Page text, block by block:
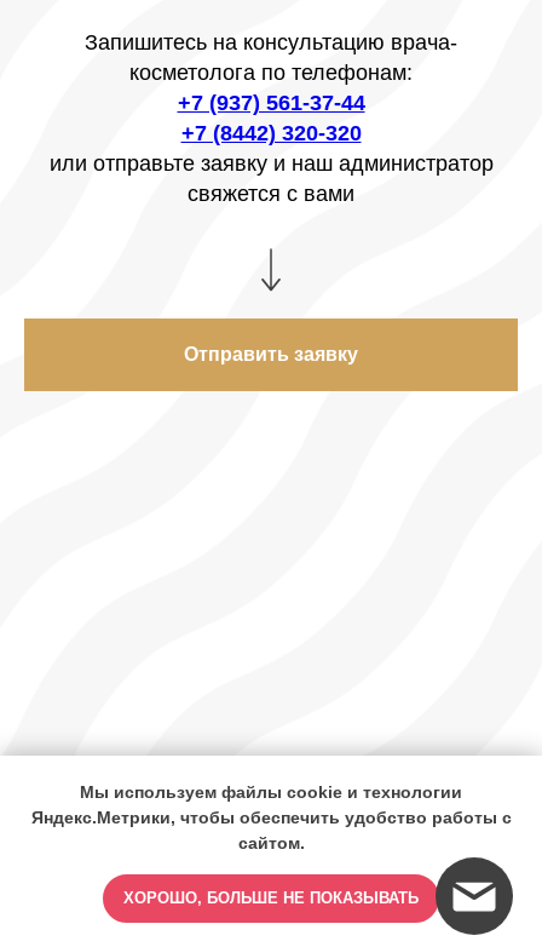
Запишитесь на консультацию врача-
косметолога по телефонам:
+7 (937) 561-37-44
+7 (8442) 320-320
или отправьте заявку и наш администратор
свяжется с вами
Отправить заявку
ИМЕЮТСЯ ПРОТИВОПОКАЗАНИЯ,
ПРОКОНСУЛЬТИРУЙТЕСЬ СО
Мы используем файлы cookie и технологии
Яндекс.Метрики, чтобы обеспечить удобство работы с
сайтом.
ХОРОШО, БОЛЬШЕ НЕ ПОКАЗЫВАТЬ